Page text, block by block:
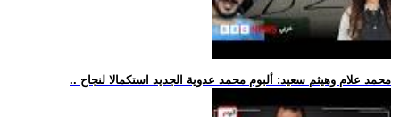
.. محمد علام وهيثم سعيد: ألبوم محمد عدوية الجديد استكمالا لنجاح